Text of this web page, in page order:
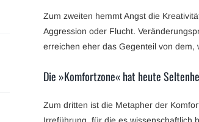
Zum zweiten hemmt Angst die
Aggression oder Flucht.
erreichen eher das Gegenteil von
Die »Komfortzone« hat heute
Zum dritten ist die Metapher der